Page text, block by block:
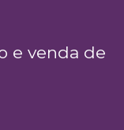
e venda de